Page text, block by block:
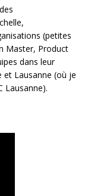
,
(petites
Master, Product
dans leur
et Lausanne (où je
Lausanne).